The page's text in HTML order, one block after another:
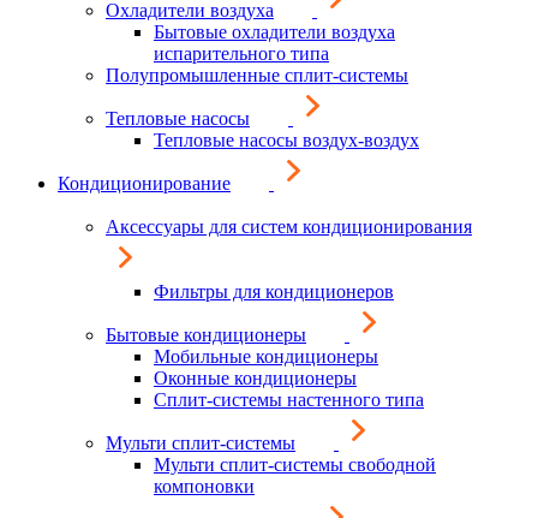
Охладители воздуха
Бытовые охладители воздуха
испарительного типа
Полупромышленные сплит-системы
Тепловые насосы
Тепловые насосы воздух-воздух
Кондиционирование
Аксессуары для систем кондиционирования
Фильтры для кондиционеров
Бытовые кондиционеры
Мобильные кондиционеры
Оконные кондиционеры
Сплит-системы настенного типа
Мульти сплит-системы
Мульти сплит-системы свободной
компоновки